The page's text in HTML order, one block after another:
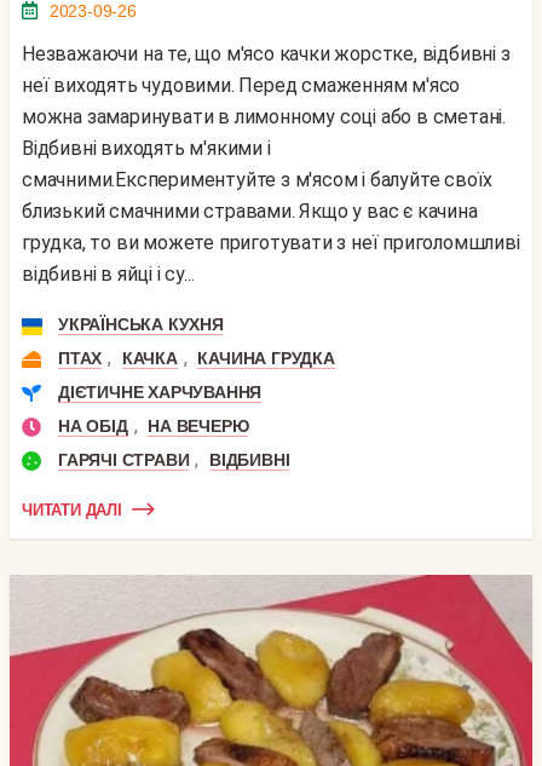
2023-09-26
Незважаючи на те, що м'ясо качки жорстке, відбивні з
неї виходять чудовими. Перед смаженням м'ясо
можна замаринувати в лимонному соці або в сметані.
Відбивні виходять м'якими і
смачними.Експериментуйте з м'ясом і балуйте своїх
близький смачними стравами. Якщо у вас є качина
грудка, то ви можете приготувати з неї приголомшливі
відбивні в яйці і су...
УКРАЇНСЬКА КУХНЯ
ПТАХ , КАЧКА ,
КАЧИНА ГРУДКА
ДІЄТИЧНЕ ХАРЧУВАННЯ
НА ОБІД ,
НА ВЕЧЕРЮ
ГАРЯЧІ СТРАВИ , ВІДБИВНІ
ЧИТАТИ ДАЛІ